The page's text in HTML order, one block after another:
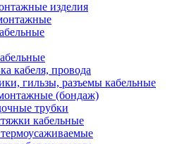
изделия
кабеля, провода
гильзы, разъемы кабельные
(бондаж)
трубки
кабельные